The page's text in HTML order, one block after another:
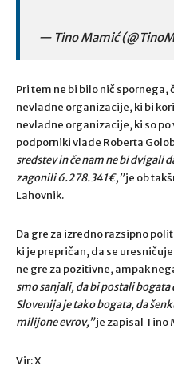
— Tino Mamić
Pri tem ne bi bilo nič
nevladne organizacije, ki bi
nevladne organizacije, ki so
podporniki vlade Roberta
sredstev in če nam ne bi dvigali
zagonili 6.278.341€,”je ob
Lahovnik.
Da gre za izredno razsipno
ki je prepričan, da se
ne gre za pozitivne, ampak
smo sanjali, da bi postali bogata
Slovenija je tako bogata, da
milijone evrov,”je zapisal Tino
Vir: X